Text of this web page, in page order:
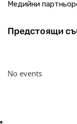
Медийни
Предстоящи
No events